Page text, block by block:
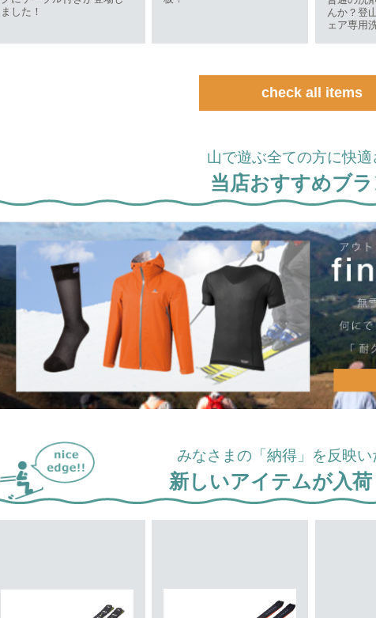
ました！
んか？登
ェア専用
check all items
山で遊ぶ全ての方に快適
当店おすすめブ
みなさまの「納得」を反映
新しいアイテムが入